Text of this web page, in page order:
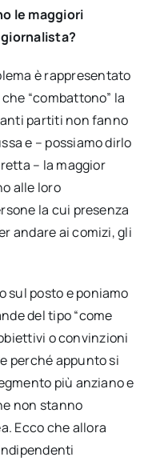
le maggiori
è rappresentato
“combattono” la
partiti non fanno
e – possiamo dirlo
– la maggior
alle loro
la cui presenza
andare ai comizi, gli
sul posto e poniamo
del tipo “come
o convinzioni
perché appunto si
più anziano e
non stanno
Ecco che allora